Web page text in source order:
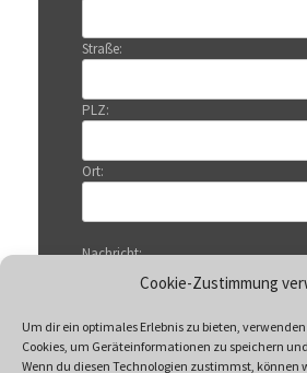
Cookie-Zustimmung
Um dir ein optimales Erlebnis zu bieten,
Cookies, um Geräteinformationen zu speichern
Wenn du diesen Technologien zustimmst, können
Straße:
PLZ:
Ort:
Nachricht: